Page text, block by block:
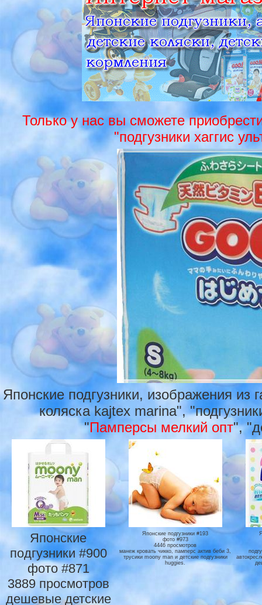
Только у нас вы сможете
"подгузники хаггис
Японские подгузники, изображения
коляска kajtex marina",
"Памперсы мелкий опт",
Японские
подгузники #900
фото #871
3889 просмотров
дешевые детские
Японские подгузники #193
фото #973
4446 просмотров
манеж кровать чикко, памперс актив беби 3,
трусики moony man и детские подгузники
huggies.